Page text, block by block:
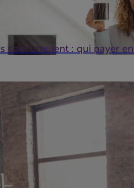
s'accumulent : qui payer
en croissance et la rentabilité au